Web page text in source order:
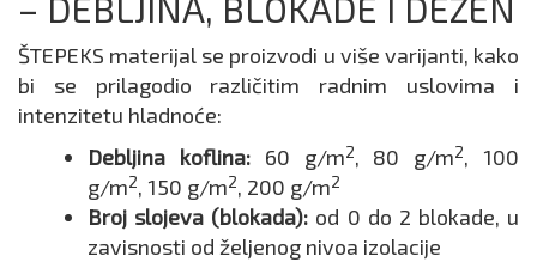
– DEBLJINA, BLOKADE I DEZEN
ŠTEPEKS materijal se proizvodi u više varijanti, kako
bi se prilagodio različitim radnim uslovima i
intenzitetu hladnoće:
Debljina koflina:60 g/m2, 80 g/m2, 100
g/m2, 150 g/m2, 200 g/m2
Broj slojeva (blokada): od 0 do 2 blokade, u
zavisnosti od željenog nivoa izolacije